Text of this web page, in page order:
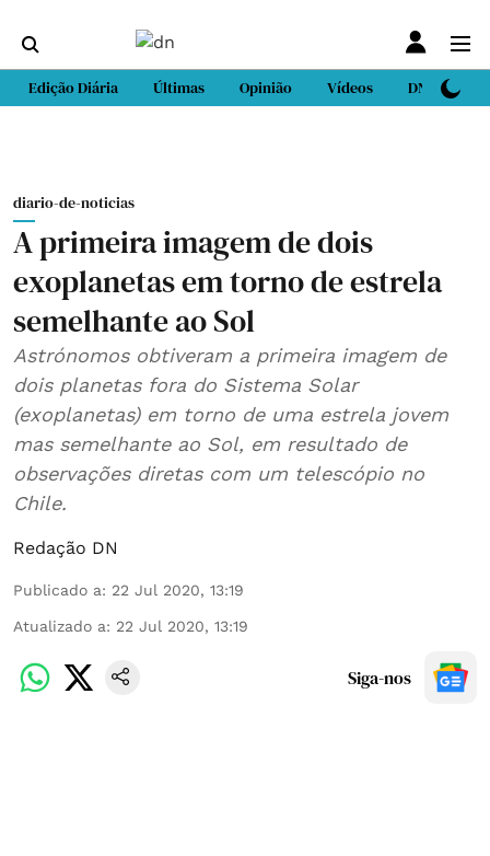
Edição Diária Últimas Opinião Vídeos DN Sport
diario-de-noticias
A primeira imagem de dois
exoplanetas em torno de estrela
semelhante ao Sol
Astrónomos obtiveram a primeira imagem de
dois planetas fora do Sistema Solar
(exoplanetas) em torno de uma estrela jovem
mas semelhante ao Sol, em resultado de
observações diretas com um telescópio no
Chile.
Redação DN
Publicado a: 22 Jul 2020, 13:19
Atualizado a: 22 Jul 2020, 13:19
Siga-nos